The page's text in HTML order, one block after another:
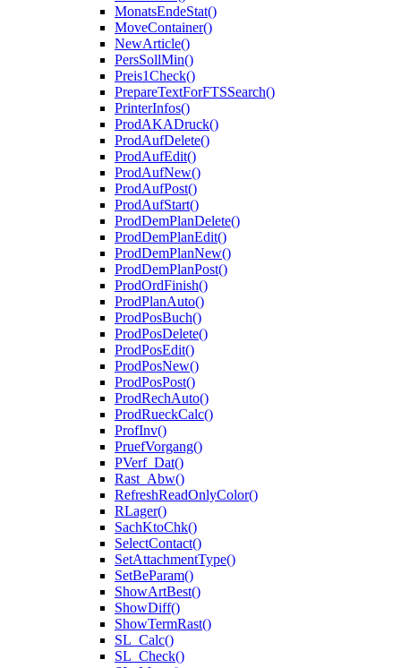
MonatsEndeStat()
MoveContainer()
NewArticle()
PersSollMin()
Preis1Check()
PrepareTextForFTSSearch()
PrinterInfos()
ProdAKADruck()
ProdAufDelete()
ProdAufEdit()
ProdAufNew()
ProdAufPost()
ProdAufStart()
ProdDemPlanDelete()
ProdDemPlanEdit()
ProdDemPlanNew()
ProdDemPlanPost()
ProdOrdFinish()
ProdPlanAuto()
ProdPosBuch()
ProdPosDelete()
ProdPosEdit()
ProdPosNew()
ProdPosPost()
ProdRechAuto()
ProdRueckCalc()
ProfInv()
PruefVorgang()
PVerf_Dat()
Rast_Abw()
RefreshReadOnlyColor()
RLager()
SachKtoChk()
SelectContact()
SetAttachmentType()
SetBeParam()
ShowArtBest()
ShowDiff()
ShowTermRast()
SL_Calc()
SL_Check()